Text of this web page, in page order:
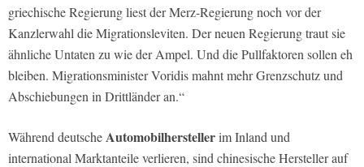
griechische Regierung liest der Merz-Regierung noch vor der
Kanzlerwahl die Migrationsleviten. Der neuen Regierung traut sie
ähnliche Untaten zu wie der Ampel. Und die Pullfaktoren sollen eh
bleiben. Migrationsminister Voridis mahnt mehr Grenzschutz und
Abschiebungen in Drittländer an.“
Während deutscheAutomobilherstellerim Inland und
international Marktanteile verlieren, sind chinesische Hersteller auf